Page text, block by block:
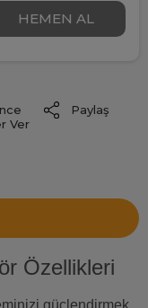
Ver
Paylaş
Özellikleri